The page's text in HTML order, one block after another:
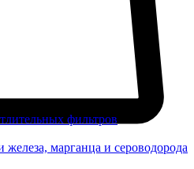
фильтров
марганца и сероводорода